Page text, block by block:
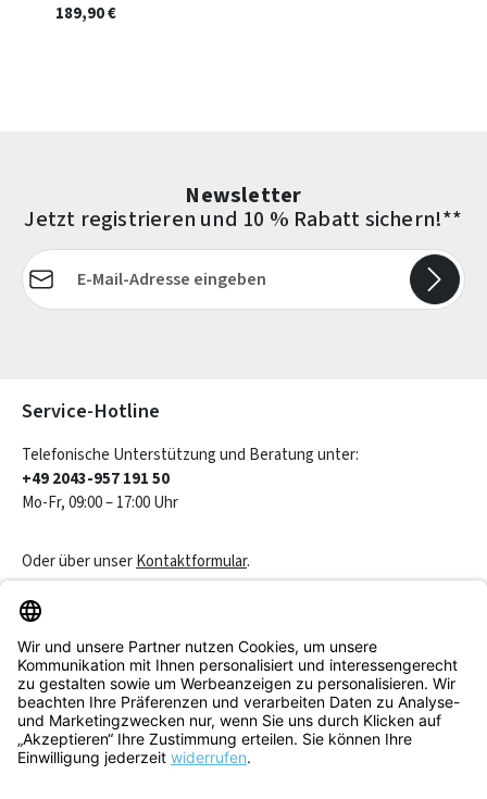
189,90 €
Newsletter
Jetzt registrieren und 10 % Rabatt sichern!**
E-Mail-Adresse*
Service-Hotline
Telefonische Unterstützung und Beratung unter:
+49 2043-957 191 50
Mo-Fr, 09:00 – 17:00 Uhr
Oder über unserKontaktformular.
Service & Beratung
Informationen